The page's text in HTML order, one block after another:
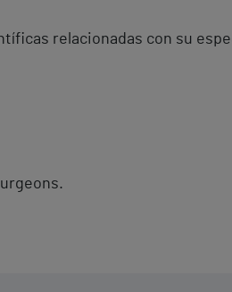
relacionadas con su